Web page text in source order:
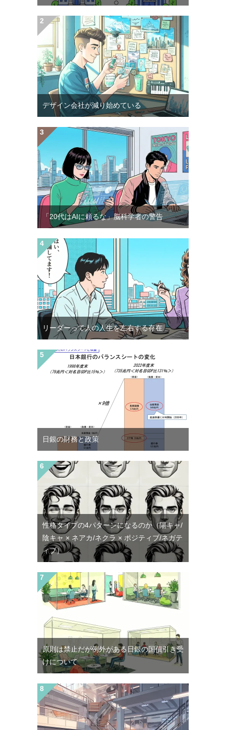
デザイン会社が減り始めている
「20代はAIに頼るな」脳科学者の警告
リーダーって人の人生を左右する存在
日銀の財務と政策
性格タイプの4パターンになるのか（陽キャ/
陰キャ × ネアカ/ネクラ × ポジティブ/ネガテ
ィブ）
原則は禁止だが例外がある日銀の国債引き受
けについて